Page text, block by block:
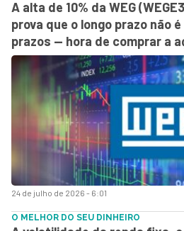
24 de julho de 2026 - 6:01
A alta de 10% da WEG
prova que o longo prazo não
prazos — hora de comprar a
O MELHOR DO SEU DINHEIRO